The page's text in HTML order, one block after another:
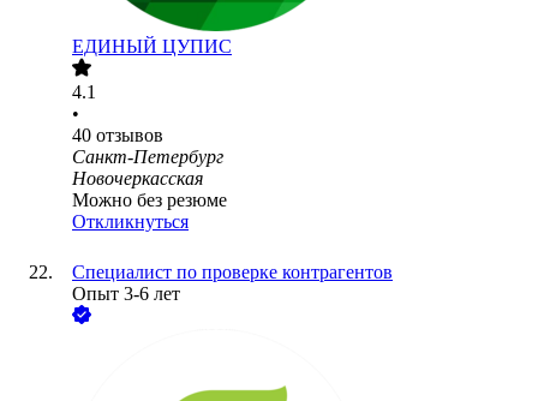
ЕДИНЫЙ ЦУПИС
4.1
•
40 отзывов
Санкт-Петербург
Новочеркасская
Можно без резюме
Откликнуться
Специалист по проверке контрагентов
Опыт 3-6 лет